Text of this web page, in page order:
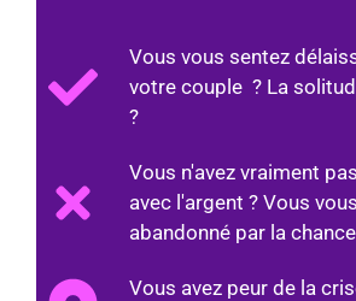
Vous vous sentez
votre couple ? La
?
Vous n'avez vraiment
avec l'argent ? Vous
abandonné par la
Vous avez peur de la